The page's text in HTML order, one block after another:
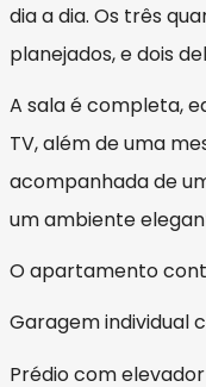
dia a dia. Os três
planejados, e dois
A sala é completa,
TV, além de uma
acompanhada de
um ambiente
O apartamento
Garagem individual
Prédio com elevador